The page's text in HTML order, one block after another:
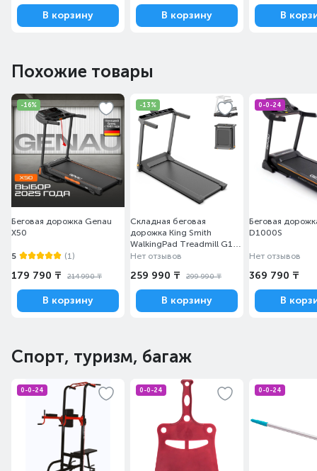
В корзину В корзину В
Похожие товары
-16%
Беговая дорожка Genau
X50
5 (1)
179 790 ₸ 214 990 ₸
В корзину
-13%
Складная беговая
дорожка King Smith
WalkingPad Treadmill G1
(TRG1F)
Нет отзывов
259 990 ₸ 299 990 ₸
В корзину
0-0-24
Беговая
D1000S
Нет отзывов
369 790 ₸
В
Спорт, туризм, багаж
0-0-24 0-0-24 0-0-24